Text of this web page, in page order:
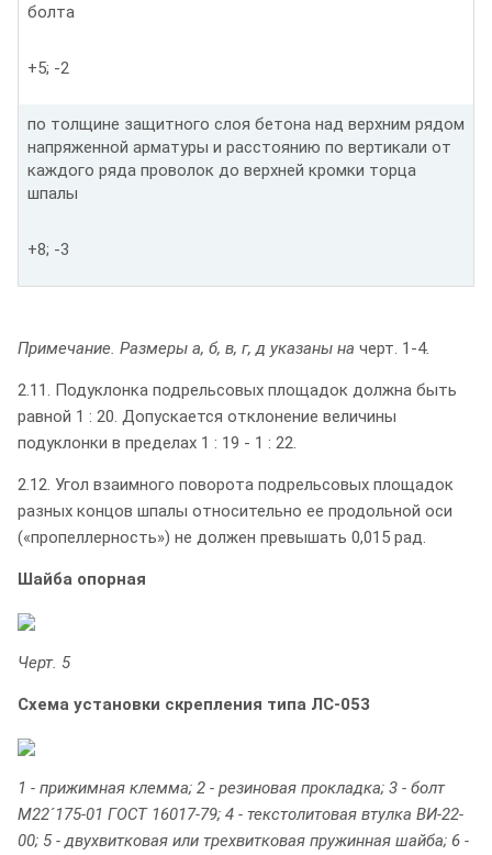
болта
+5; -2
по толщине защитного слоя бетона над верхним рядом
напряженной арматуры и расстоянию по вертикали от
каждого ряда проволок до верхней кромки торца
шпалы
+8; -3
Примечание. Размеры а, б, в, г, д указаны на черт. 1-4.
2.11. Подуклонка подрельсовых площадок должна быть
равной 1 : 20. Допускается отклонение величины
подуклонки в пределах 1 : 19 - 1 : 22.
2.12. Угол взаимного поворота подрельсовых площадок
разных концов шпалы относительно ее продольной оси
(«пропеллерность») не должен превышать 0,015 рад.
Шайба опорная
Черт. 5
Схема установки скрепления типа ЛС-053
1 - прижимная клемма; 2 - резиновая прокладка; 3 - болт
М22´175-01 ГОСТ 16017-79; 4 - текстолитовая втулка ВИ-22-
00; 5 - двухвитковая или трехвитковая пружинная шайба; 6 -